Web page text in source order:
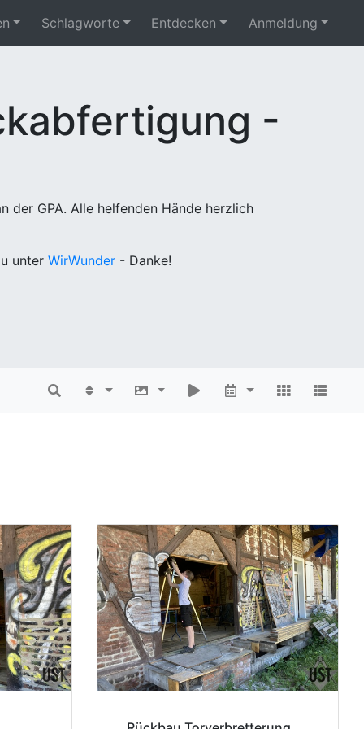
Schlagworte Entdecken Anmeldung
-
der GPA. Alle helfenden Hände herzlich
unter WirWunder - Danke!